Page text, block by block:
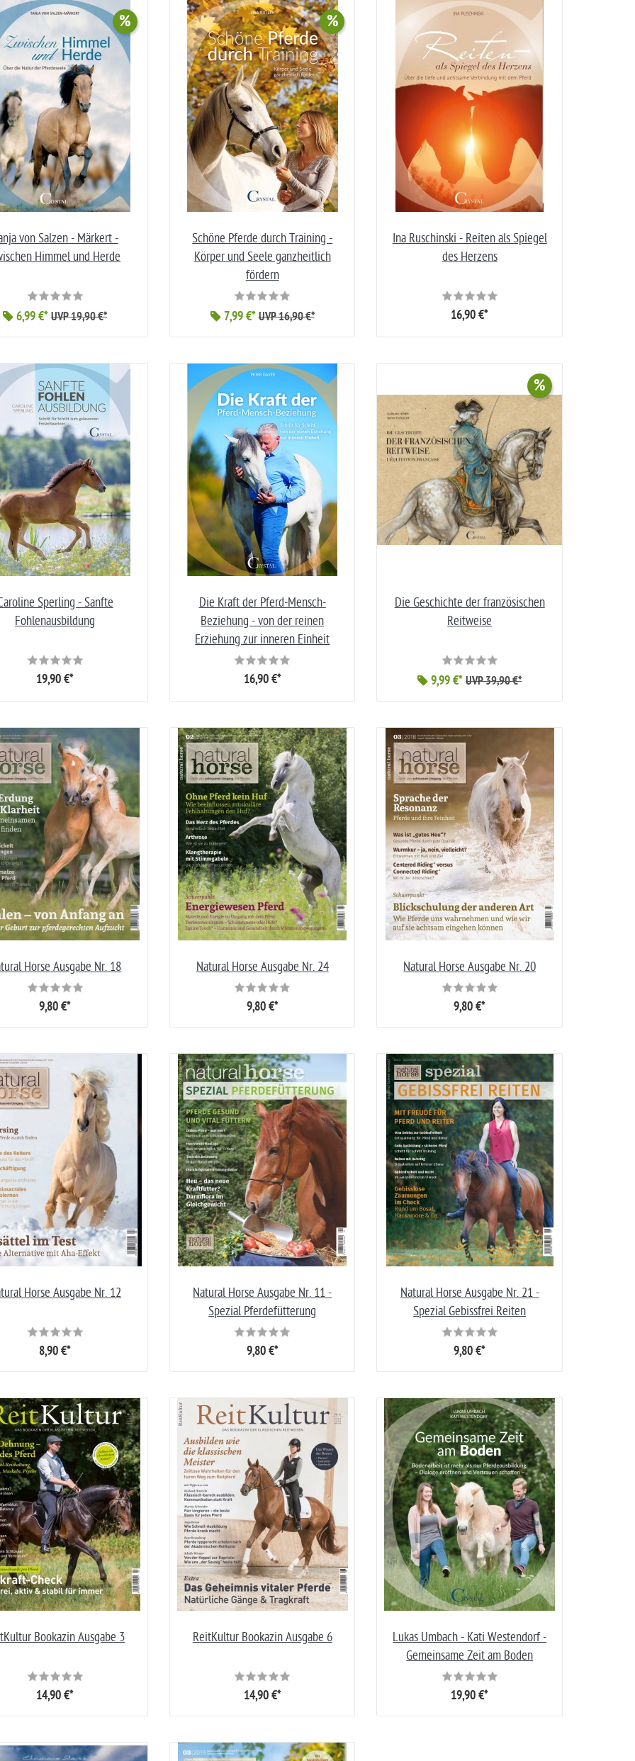
von Salzen - Märkert -
Himmel und Herde
6,99 €*
%
UVP 19,90 €*
Schöne Pferde durch Training -
Körper und Seele ganzheitlich
fördern
7,99 €*
%
UVP 16,90 €*
Ina Ruschinski - Reiten als Spiegel
des Herzens
16,90 €*
Sperling - Sanfte
Fohlenausbildung
19,90 €*
Die Kraft der Pferd-Mensch-
Beziehung - von der reinen
Erziehung zur inneren Einheit
16,90 €*
Die Geschichte der französischen
Reitweise
9,99 €*
%
UVP 39,90 €*
Horse Ausgabe Nr. 18
9,80 €*
Natural Horse Ausgabe Nr. 24
9,80 €*
Natural Horse Ausgabe Nr. 20
9,80 €*
Horse Ausgabe Nr. 12
8,90 €*
Natural Horse Ausgabe Nr. 11 -
Spezial Pferdefütterung
9,80 €*
Natural Horse Ausgabe Nr. 21 -
Spezial Gebissfrei Reiten
9,80 €*
Bookazin Ausgabe 3
14,90 €*
ReitKultur Bookazin Ausgabe 6
14,90 €*
Lukas Umbach - Kati Westendorf -
Gemeinsame Zeit am Boden
19,90 €*